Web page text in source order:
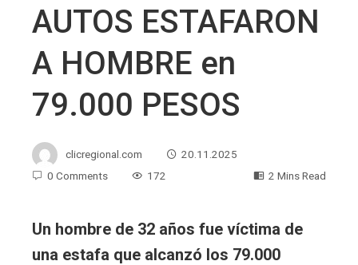
AUTOS ESTAFARON
A HOMBRE en
79.000 PESOS
clicregional.com
20.11.2025
0 Comments
172 2 Mins Read
Un hombre de 32 años fue víctima de
una estafa que alcanzó los 79.000